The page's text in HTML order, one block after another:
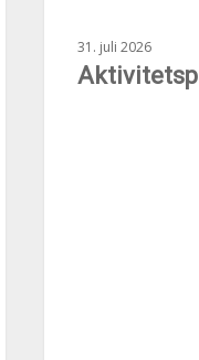
31. juli 2026